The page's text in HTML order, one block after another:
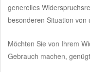
generelles
besonderen Situation von
Möchten Sie von Ihrem
Gebrauch machen,